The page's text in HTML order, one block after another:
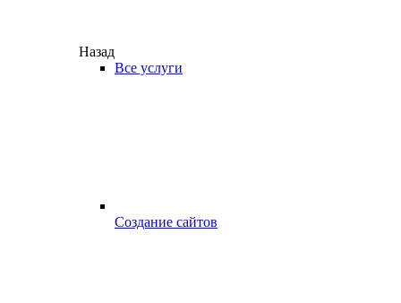
Назад
Все услуги
Создание сайтов